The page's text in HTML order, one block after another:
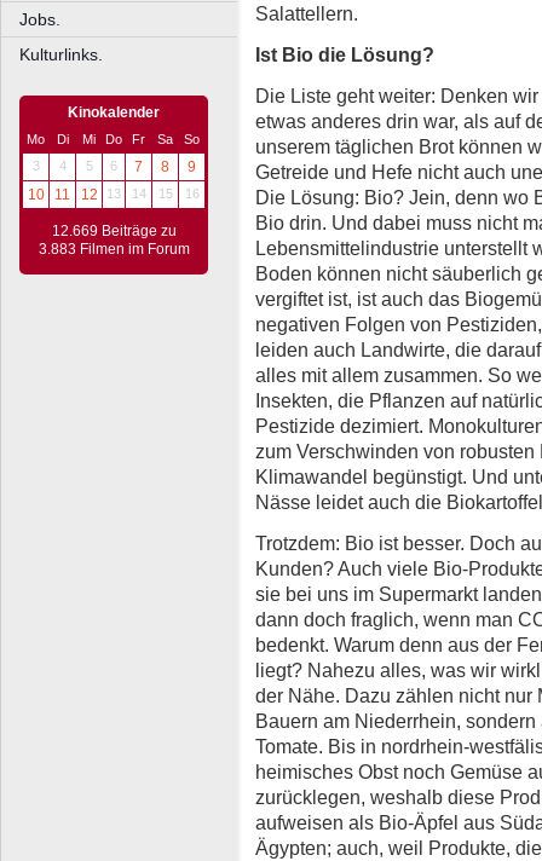
Jobs.
Kulturlinks.
Kinokalender
Mo Di Mi Do Fr Sa
So
3
4 5 6 7 8
9
10
11 12 13 14 15 16
12.669 Beiträge zu
3.883 Filmen im Forum
Salattellern.
Ist Bio die Lösung?
Die Liste geht weiter: Denken
etwas anderes drin war, als auf
unserem täglichen Brot können
Getreide und Hefe nicht auch
Die Lösung: Bio? Jein, denn wo
Bio drin. Und dabei muss nicht
Lebensmittelindustrie unterstellt
Boden können nicht säuberlich
vergiftet ist, ist auch das
negativen Folgen von
leiden auch Landwirte, die
alles mit allem zusammen. So
Insekten, die Pflanzen auf
Pestizide dezimiert.
zum Verschwinden von
Klimawandel begünstigt. Und
Nässe leidet auch die
Trotzdem: Bio ist besser. Doch
Kunden? Auch viele Bio-
sie bei uns im Supermarkt
dann doch fraglich, wenn man
bedenkt. Warum denn aus der
liegt? Nahezu alles, was wir
der Nähe. Dazu zählen nicht nur
Bauern am Niederrhein,
Tomate. Bis in nordrhein-
heimisches Obst noch Gemüse
zurücklegen, weshalb diese
aufweisen als Bio-Äpfel aus
Ägypten; auch, weil Produkte,